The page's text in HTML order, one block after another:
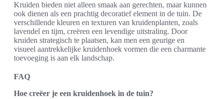
Kruiden bieden niet alleen smaak aan gerechten, maar kunnen
ook dienen als een prachtig decoratief element in de tuin. De
verschillende kleuren en texturen van kruidenplanten, zoals
lavendel en tijm, creëren een levendige uitstraling. Door
kruiden strategisch te plaatsen, kan men een geurige en
visueel aantrekkelijke kruidenhoek vormen die een charmante
toevoeging is aan elk landschap.
FAQ
Hoe creëer je een kruidenhoek in de tuin?